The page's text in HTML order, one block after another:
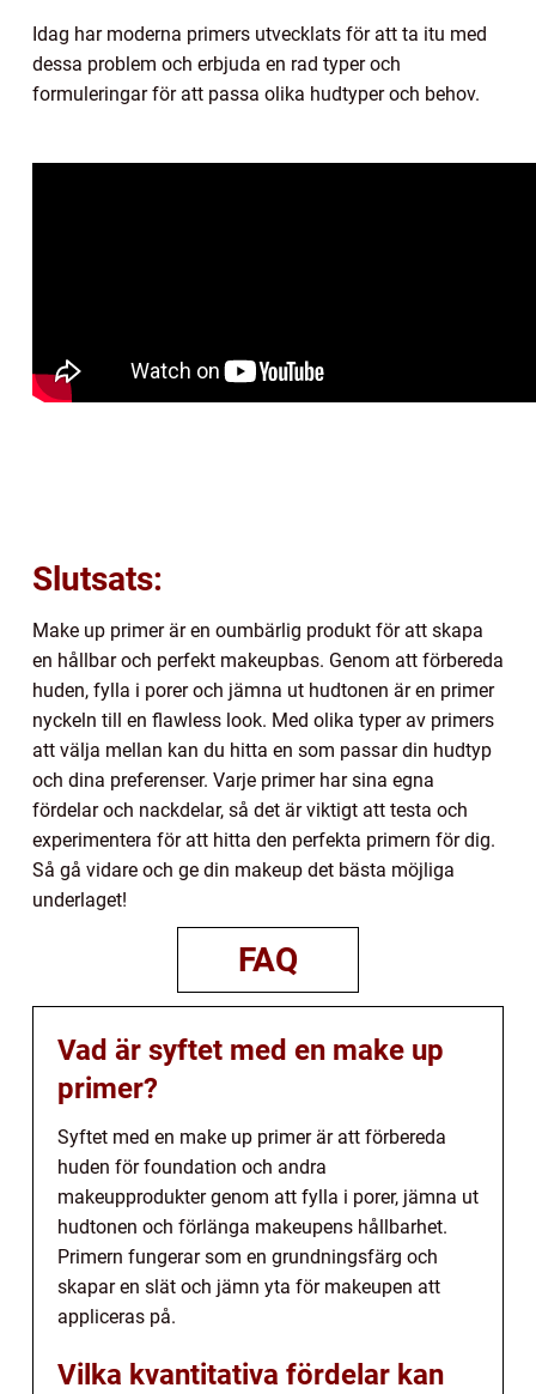
Idag har moderna primers utvecklats för att ta itu med
dessa problem och erbjuda en rad typer och
formuleringar för att passa olika hudtyper och behov.
Slutsats:
Make up primer är en oumbärlig produkt för att skapa
en hållbar och perfekt makeupbas. Genom att förbereda
huden, fylla i porer och jämna ut hudtonen är en primer
nyckeln till en flawless look. Med olika typer av primers
att välja mellan kan du hitta en som passar din hudtyp
och dina preferenser. Varje primer har sina egna
fördelar och nackdelar, så det är viktigt att testa och
experimentera för att hitta den perfekta primern för dig.
Så gå vidare och ge din makeup det bästa möjliga
underlaget!
FAQ
Vad är syftet med en make up
primer?
Syftet med en make up primer är att förbereda
huden för foundation och andra
makeupprodukter genom att fylla i porer, jämna ut
hudtonen och förlänga makeupens hållbarhet.
Primern fungerar som en grundningsfärg och
skapar en slät och jämn yta för makeupen att
appliceras på.
Vilka kvantitativa fördelar kan